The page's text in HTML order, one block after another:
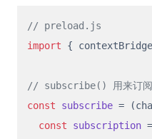
// preload.js
import {
// subscribe() 用来订阅主
const
subscribe = (
const
subscription